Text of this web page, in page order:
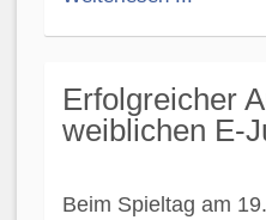
Erfolgreicher
weiblichen E-
Beim Spieltag am